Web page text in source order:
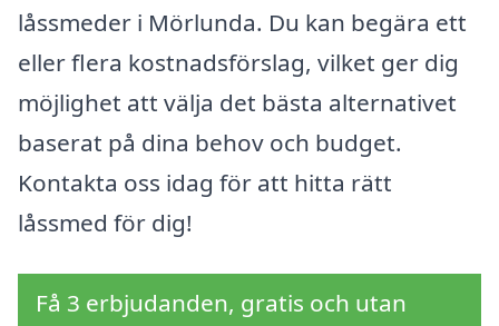
låssmeder i Mörlunda. Du kan begära ett
eller flera kostnadsförslag, vilket ger dig
möjlighet att välja det bästa alternativet
baserat på dina behov och budget.
Kontakta oss idag för att hitta rätt
låssmed för dig!
Få 3 erbjudanden, gratis och utan